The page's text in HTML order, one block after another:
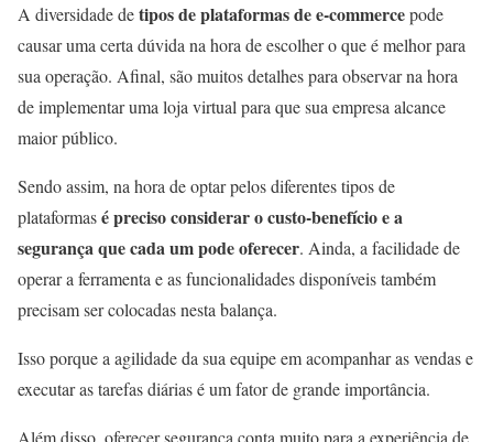
A diversidade detipos de plataformas de e-commercepode
causar uma certa dúvida na hora de escolher o que é melhor para
sua operação. Afinal, são muitos detalhes para observar na hora
de implementar uma loja virtual para que sua empresa alcance
maior público.
Sendo assim, na hora de optar pelos diferentes tipos de
plataformasé preciso considerar o custo-benefício e a
segurança que cada um pode oferecer. Ainda, a facilidade de
operar a ferramenta e as funcionalidades disponíveis também
precisam ser colocadas nesta balança.
Isso porque a agilidade da sua equipe em acompanhar as vendas e
executar as tarefas diárias é um fator de grande importância.
Além disso, oferecer segurança conta muito para a experiência de